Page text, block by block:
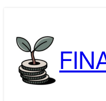
obsah
content